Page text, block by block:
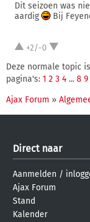
Dit seizoen was
aardig
Bij
+2/-0
Deze normale topic
pagina's: 1 2 3 4 ... 8 9
Ajax Forum »
Direct naar
Aanmelden /
Ajax Forum
Stand
Kalender